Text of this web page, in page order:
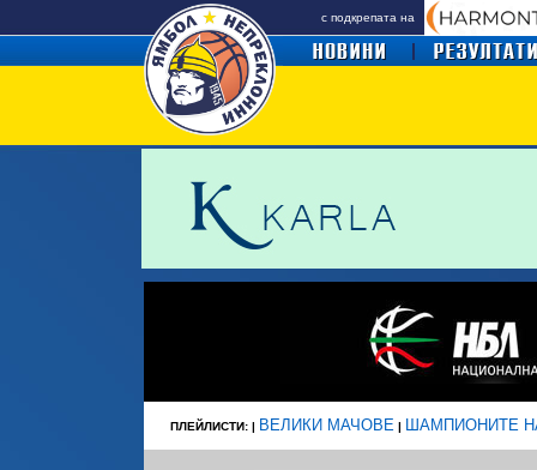
с подкрепата на
ПЛЕЙЛИСТИ: | ВЕЛИКИ МАЧОВЕ | ШАМПИОНИТЕ